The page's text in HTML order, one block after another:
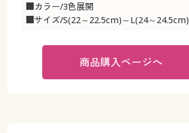
カタログ無料プレゼント
会員メニュー
マイページ
閲覧履歴
■カラー/3色展開
■サイズ/S(22～22.5cm)～L(24～24.5cm)
商品購入ページへ